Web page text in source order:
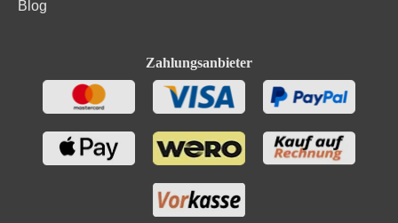
Blog
Zahlungsanbieter